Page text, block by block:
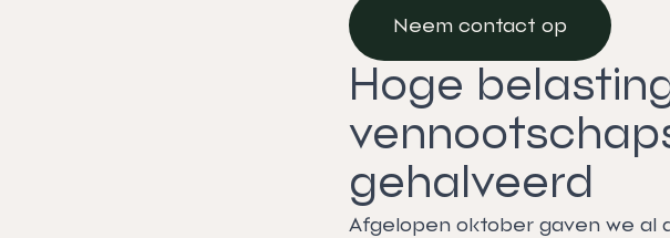
Neem contact op
Neem contact op
Hoge
gehalveerd
Afgelopen oktober gaven we al